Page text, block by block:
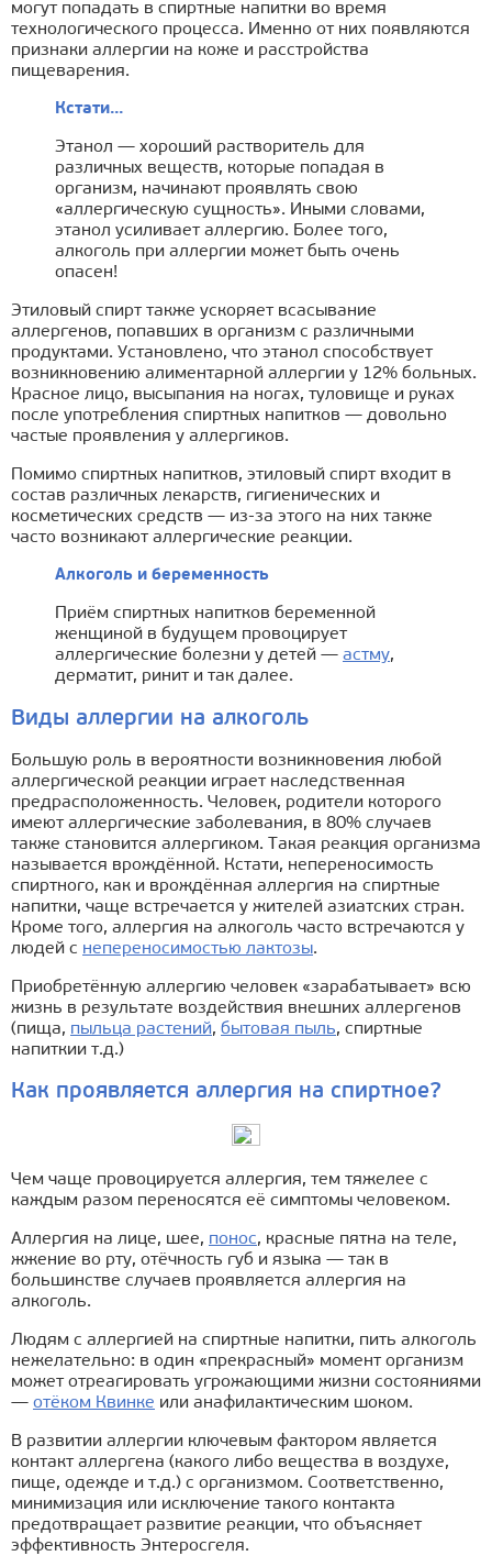
могут попадать в спиртные напитки во время
технологического процесса. Именно от них появляются
признаки аллергии на коже и расстройства
пищеварения.
Кстати...
Этанол — хороший растворитель для
различных веществ, которые попадая в
организм, начинают проявлять свою
«аллергическую сущность». Иными словами,
этанол усиливает аллергию. Более того,
алкоголь при аллергии может быть очень
опасен!
Этиловый спирт также ускоряет всасывание
аллергенов, попавших в организм с различными
продуктами. Установлено, что этанол способствует
возникновению алиментарной аллергии у 12% больных.
Красное лицо, высыпания на ногах, туловище и руках
после употребления спиртных напитков — довольно
частые проявления у аллергиков.
Помимо спиртных напитков, этиловый спирт входит в
состав различных лекарств, гигиенических и
косметических средств — из-за этого на них также
часто возникают аллергические реакции.
Алкоголь и беременность
Приём спиртных напитков беременной
женщиной в будущем провоцирует
аллергические болезни у детей — астму,
дерматит, ринит и так далее.
Виды аллергии на алкоголь
Большую роль в вероятности возникновения любой
аллергической реакции играет наследственная
предрасположенность. Человек, родители которого
имеют аллергические заболевания, в 80% случаев
также становится аллергиком. Такая реакция организма
называется врождённой. Кстати, непереносимость
спиртного, как и врождённая аллергия на спиртные
напитки, чаще встречается у жителей азиатских стран.
Кроме того, аллергия на алкоголь часто встречаются у
людей с непереносимостью лактозы.
Приобретённую аллергию человек «зарабатывает» всю
жизнь в результате воздействия внешних аллергенов
(пища, пыльца растений, бытовая пыль, спиртные
напиткии т.д.)
Как проявляется аллергия на спиртное?
Чем чаще провоцируется аллергия, тем тяжелее с
каждым разом переносятся её симптомы человеком.
Аллергия на лице, шее, понос, красные пятна на теле,
жжение во рту, отёчность губ и языка — так в
большинстве случаев проявляется аллергия на
алкоголь.
Людям с аллергией на спиртные напитки, пить алкоголь
нежелательно: в один «прекрасный» момент организм
может отреагировать угрожающими жизни состояниями
— отёком Квинке или анафилактическим шоком.
В развитии аллергии ключевым фактором является
контакт аллергена (какого либо вещества в воздухе,
пище, одежде и т.д.) с организмом. Соответственно,
минимизация или исключение такого контакта
предотвращает развитие реакции, что объясняет
эффективность Энтеросгеля.